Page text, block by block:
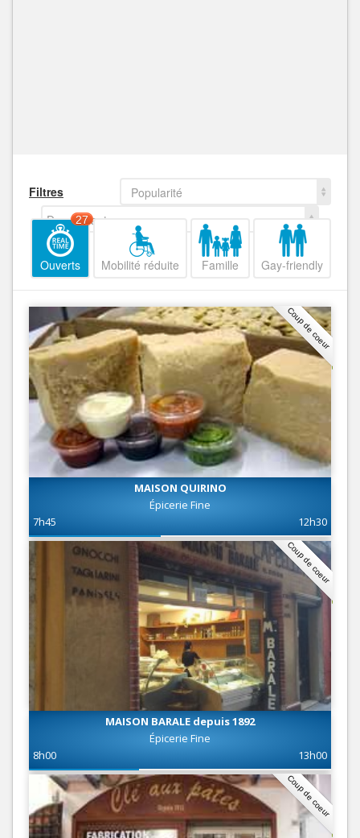
Filtres
Popularité
Decroissant
Ouverts
27
Mobilité réduite Famille Gay-friendly
Coup de coeur
MAISON QUIRINO
Épicerie Fine
7h45
12h30
Coup de coeur
MAISON BARALE depuis 1892
Épicerie Fine
8h00
13h00
Coup de coeur